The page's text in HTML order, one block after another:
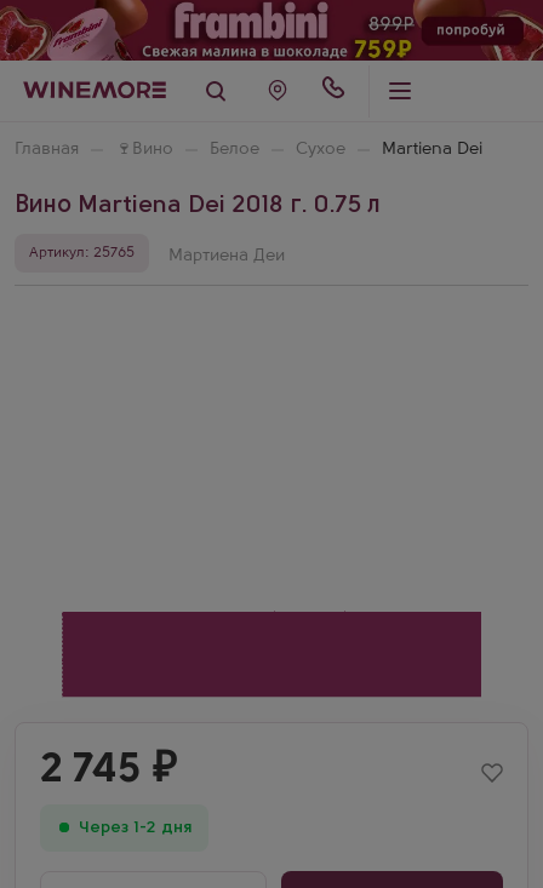
Главная 🍷 Вино Белое Сухое Martiena Dei
Вино Martiena Dei 2018 г. 0.75 л
Артикул: 25765 Мартиена Деи
2 745 ₽
Через 1-2 дня